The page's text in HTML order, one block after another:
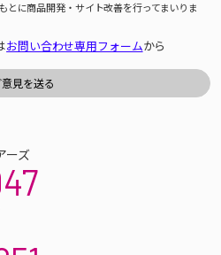
とに商品開発・サイト改善を行ってまいりま
お問い合わせ専用フォームから
ーズ